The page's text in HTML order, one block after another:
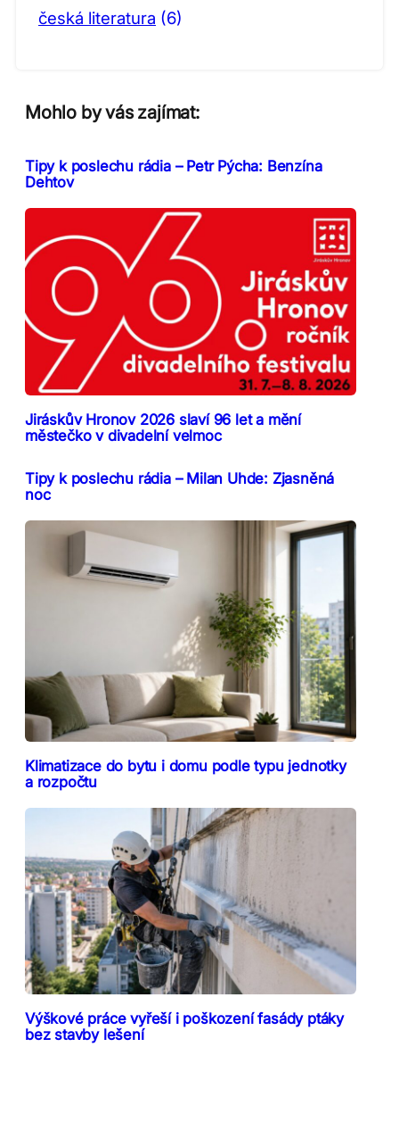
česká literatura (6)
Mohlo by vás zajímat:
Tipy k poslechu rádia – Petr Pýcha: Benzína
Dehtov
Jiráskův Hronov 2026 slaví 96 let a mění
městečko v divadelní velmoc
Tipy k poslechu rádia – Milan Uhde: Zjasněná
noc
Klimatizace do bytu i domu podle typu jednotky
a rozpočtu
Výškové práce vyřeší i poškození fasády ptáky
bez stavby lešení